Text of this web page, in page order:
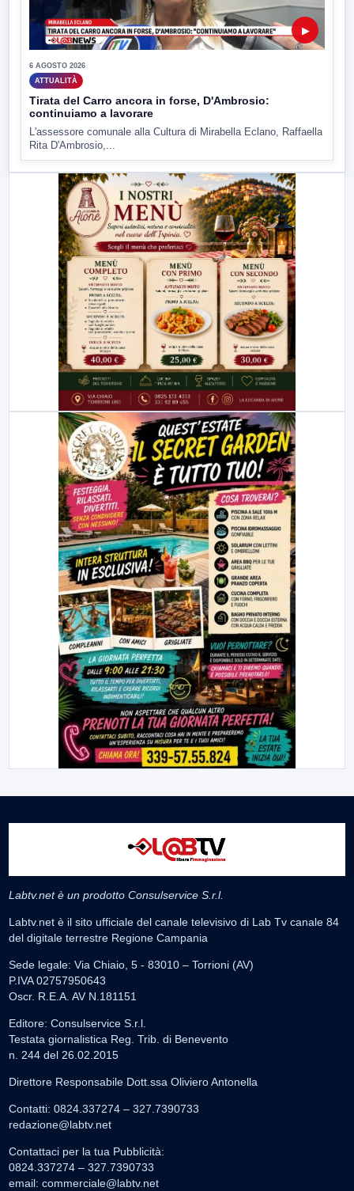
▶
6 AGOSTO 2026
ATTUALITÀ
Tirata del Carro ancora in forse, D'Ambrosio:
continuiamo a lavorare
L'assessore comunale alla Cultura di Mirabella Eclano, Raffaella
Rita D'Ambrosio,...
Labtv.net è un prodotto Consulservice S.r.l.
Labtv.net è il sito ufficiale del canale televisivo di Lab Tv canale 84
del digitale terrestre Regione Campania
Sede legale: Via Chiaio, 5 - 83010 – Torrioni (AV)
P.IVA 02757950643
Oscr. R.E.A. AV N.181151
Editore: Consulservice S.r.l.
Testata giornalistica Reg. Trib. di Benevento
n. 244 del 26.02.2015
Direttore Responsabile Dott.ssa Oliviero Antonella
Contatti: 0824.337274 – 327.7390733
redazione@labtv.net
Contattaci per la tua Pubblicità:
0824.337274 – 327.7390733
email: commerciale@labtv.net